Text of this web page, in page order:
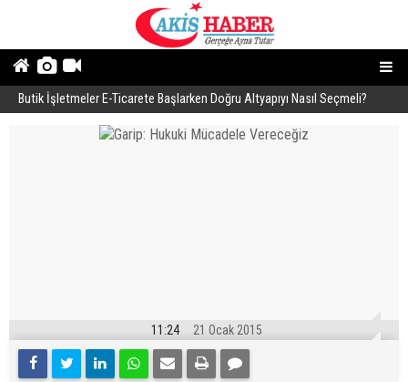
Butik İşletmeler E-Ticarete Başlarken Doğru Altyapıyı Nasıl Seçmeli?
11:24 21 Ocak 2015